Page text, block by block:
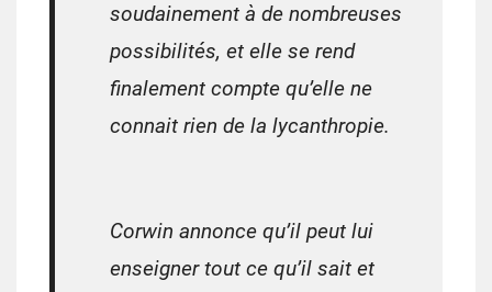
soudainement à de nombreuses
possibilités, et elle se rend
finalement compte qu’elle ne
connait rien de la lycanthropie.
Corwin annonce qu’il peut lui
enseigner tout ce qu’il sait et